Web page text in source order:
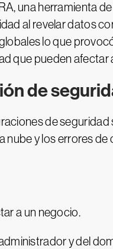
una herramienta
al revelar datos
lo que
que pueden afectar
de
de seguridad
y los errores
a un negocio.
y del